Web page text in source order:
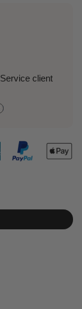
Service client